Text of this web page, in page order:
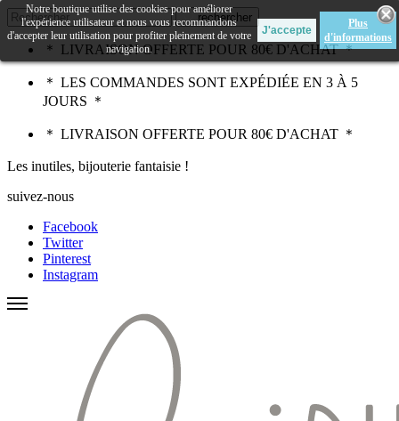
rechercher
＊ LIVRAISON OFFERTE POUR 80€ D'ACHAT ＊
＊ LES COMMANDES SONT EXPÉDIÉE EN 3 À 5
JOURS ＊
＊ LIVRAISON OFFERTE POUR 80€ D'ACHAT ＊
Les inutiles, bijouterie fantaisie !
suivez-nous
Facebook
Twitter
Pinterest
Instagram
Notre boutique utilise des cookies pour améliorer
l'expérience utilisateur et nous vous recommandons
d'accepter leur utilisation pour profiter pleinement de votre
navigation.
Plus
d'informations